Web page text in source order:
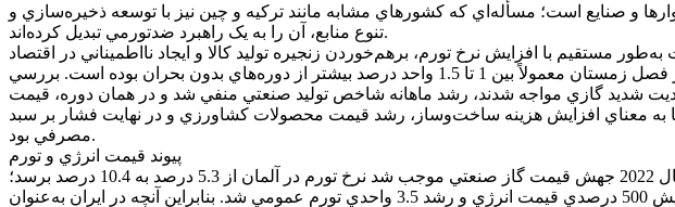
و صنايع است؛ مسأله‌اي که کشورهاي مشابه مانند ترکيه و چين نيز با توسعه ذخيره‌سازي و
تنوع منابع، آن را به يک راهبرد ضدتورمي تبديل کرده‌اند.
مستقيم با افزايش نرخ تورم، برهم‌خوردن زنجيره توليد کالا و ايجاد نااطميناني در اقتصاد
پيوند خورده‌اند. در سال‌هايي که سرماي زودرس يا کمبود گاز ميادين فشار بيشتري وارد کرده، تورم ماهانه در فصل زمستان معمولاً بين 1 تا 1.5 واحد درصد بيشتر از دوره‌هاي بدون بحران بوده است. بررسي
شديد گازي مواجه شدند، رشد ماهانه شاخص توليد صنعتي منفي شد و در همان دوره، قيمت
افزايش يافت. همين اعداد براي خانوارها به معناي افزايش هزينه ساخت‌وساز، رشد قيمت محصولات کشاورزي و در نهايت فشار بر سبد
مصرفي بود.
پيوند قيمت انرژي و تورم
اين پيوند مستقيم ميان کمبود انرژي و تورم، موضوعي جهاني است. براي نمونه، در بحران انرژي اروپا در سال 2022 جهش قيمت گاز صنعتي موجب شد نرخ تورم در آلمان از 5.3 درصد به 10.4 درصد برسد؛
رقمي که اقتصاد اين کشور از دهه 1950 به بعد تجربه نکرده بود. در بريتانيا نيز قطع جريان گاز روسيه باعث افزايش 500 درصدي قيمت انرژي و رشد 3.5 واحدي تورم عمومي شد. بنابراين آنچه در ايران به‌عنوان